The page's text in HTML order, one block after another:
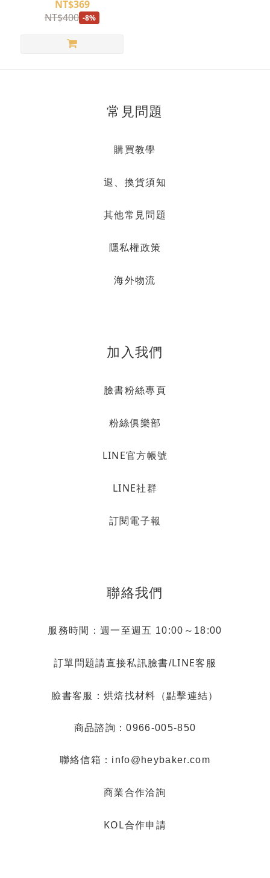
NT$369
NT$400 -8%
常見問題
購買教學
退、換貨須知
其他常見問題
隱私權政策
海外物流
加入我們
臉書粉絲專頁
粉絲俱樂部
LINE官方帳號
LINE社群
訂閱電子報
聯絡我們
服務時間：週一至週五 10:00～18:00
訂單問題請直接私訊臉書/LINE客服
臉書客服： 烘焙找材料（點擊連結）
商品諮詢：0966-005-850
聯絡信箱：info@heybaker.com
商業合作洽詢
KOL合作申請